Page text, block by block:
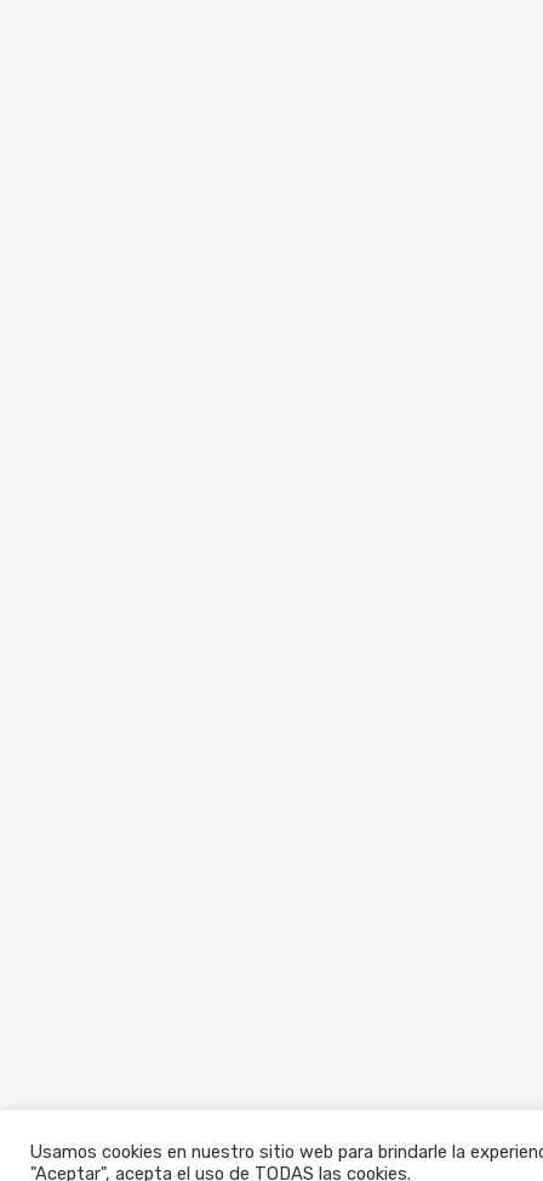
Usamos cookies en nuestro sitio web para brindarle la
"Aceptar", acepta el uso de TODAS las cookies.